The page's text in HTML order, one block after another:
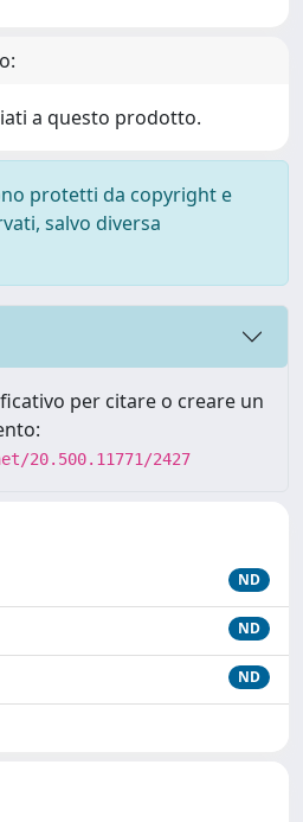
a questo prodotto.
protetti da copyright e
salvo diversa
per citare o creare un
20.500.11771/2427
ND
ND
ND